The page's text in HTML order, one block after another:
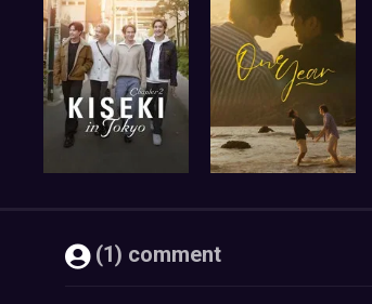
(1) comment